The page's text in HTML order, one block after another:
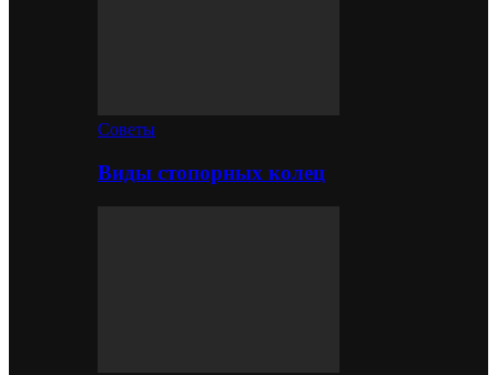
Советы
Виды стопорных колец